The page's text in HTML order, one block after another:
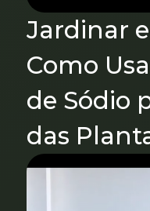
Jardinar
Como
de Sódio
das